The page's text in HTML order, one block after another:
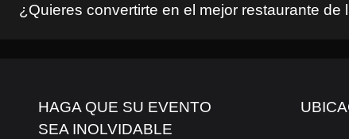
¿Quieres convertirte en el mejor restaurante de
HAGA QUE SU EVENTO
SEA INOLVIDABLE